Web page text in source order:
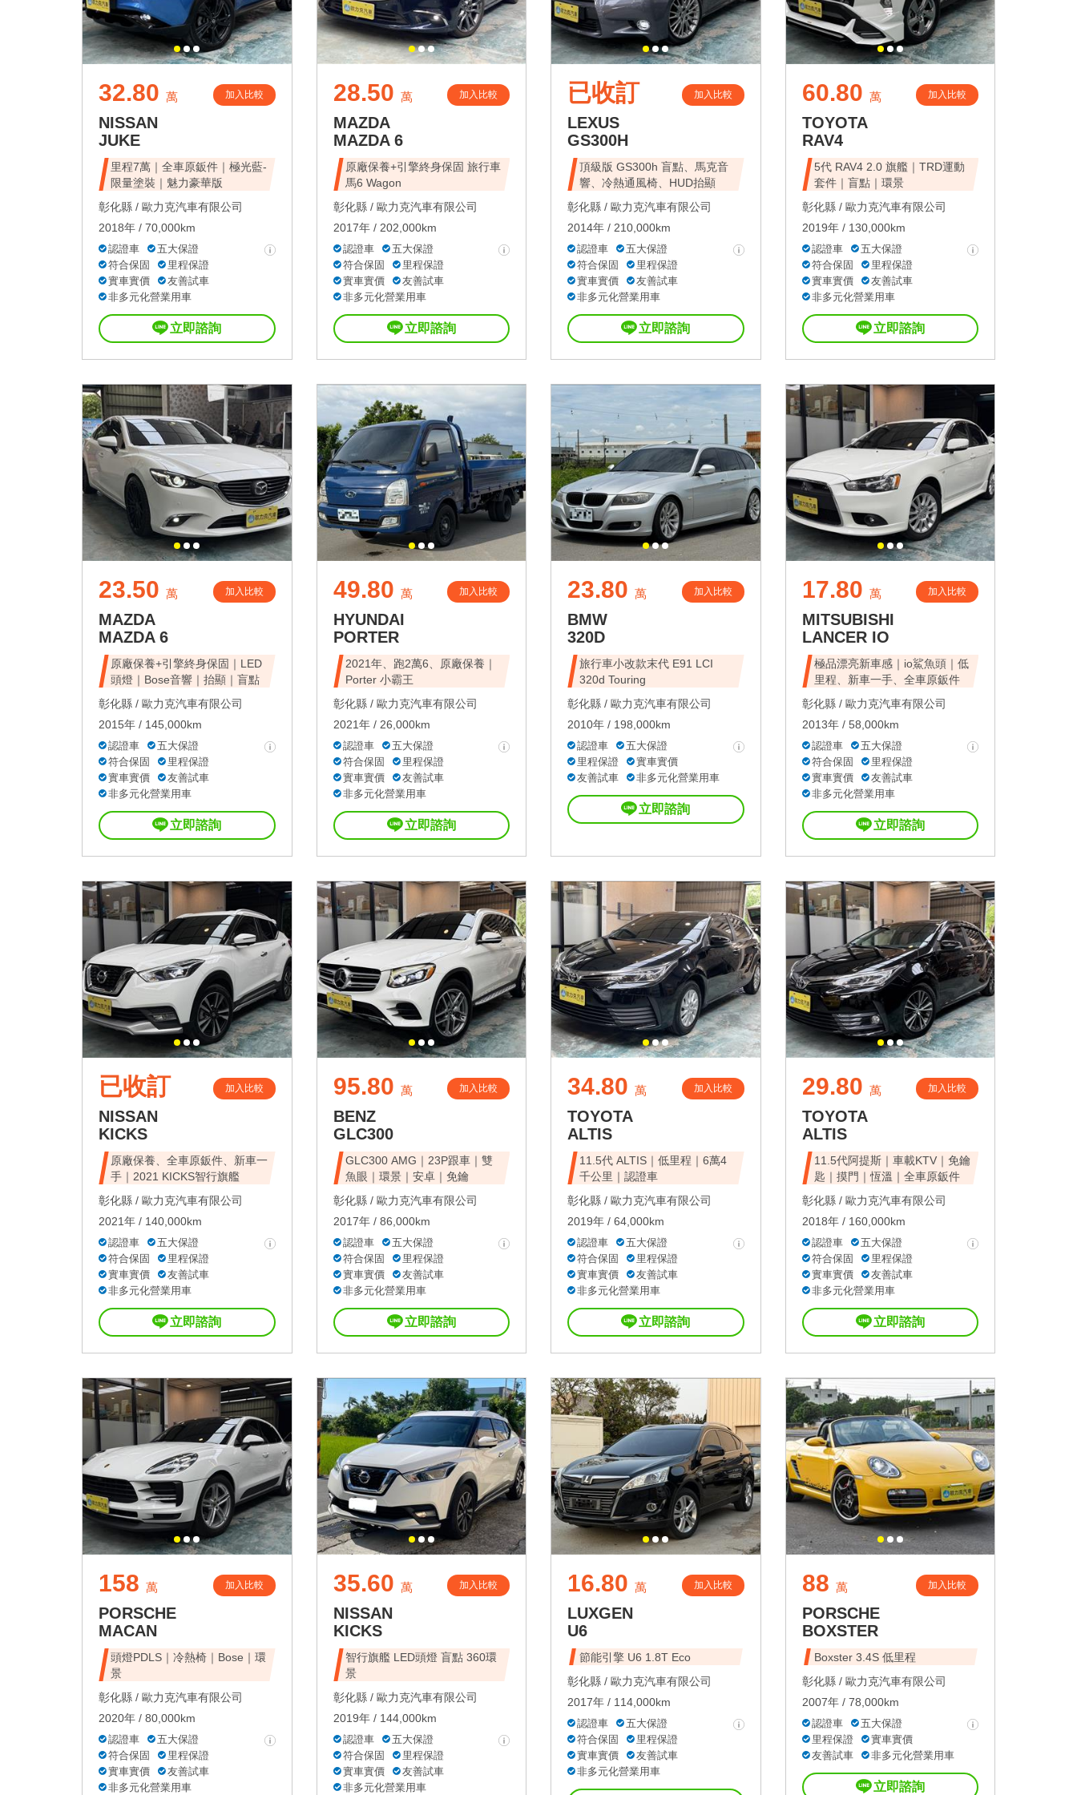
32.80 萬 加入比較
NISSAN
JUKE
里程7萬｜全車原鈑件｜極光藍-
限量塗裝｜魅力豪華版
彰化縣 / 歐力克汽車有限公司
2018年 / 70,000km
認證車
五大保證
符合保固
里程保證
實車實價
友善試車
非多元化營業用車
立即諮詢
28.50 萬 加入比較
MAZDA
MAZDA 6
原廠保養+引擎終身保固 旅行車
馬6 Wagon
彰化縣 / 歐力克汽車有限公司
2017年 / 202,000km
認證車
五大保證
符合保固
里程保證
實車實價
友善試車
非多元化營業用車
立即諮詢
已收訂 加入比較
LEXUS
GS300H
頂級版 GS300h 盲點、馬克音
響、冷熱通風椅、HUD抬顯
彰化縣 / 歐力克汽車有限公司
2014年 / 210,000km
認證車
五大保證
符合保固
里程保證
實車實價
友善試車
非多元化營業用車
立即諮詢
60.80 萬 加入比較
TOYOTA
RAV4
5代 RAV4 2.0 旗艦｜TRD運動
套件｜盲點｜環景
彰化縣 / 歐力克汽車有限公司
2019年 / 130,000km
認證車
五大保證
符合保固
里程保證
實車實價
友善試車
非多元化營業用車
立即諮詢
23.50 萬 加入比較
MAZDA
MAZDA 6
原廠保養+引擎終身保固｜LED
頭燈｜Bose音響｜抬顯｜盲點
彰化縣 / 歐力克汽車有限公司
2015年 / 145,000km
認證車
五大保證
符合保固
里程保證
實車實價
友善試車
非多元化營業用車
立即諮詢
49.80 萬 加入比較
HYUNDAI
PORTER
2021年、跑2萬6、原廠保養｜
Porter 小霸王
彰化縣 / 歐力克汽車有限公司
2021年 / 26,000km
認證車
五大保證
符合保固
里程保證
實車實價
友善試車
非多元化營業用車
立即諮詢
23.80 萬 加入比較
BMW
320D
旅行車小改款末代 E91 LCI
320d Touring
彰化縣 / 歐力克汽車有限公司
2010年 / 198,000km
認證車
五大保證
里程保證
實車實價
友善試車
非多元化營業用車
立即諮詢
17.80 萬 加入比較
MITSUBISHI
LANCER IO
極品漂亮新車感｜io鯊魚頭｜低
里程、新車一手、全車原鈑件
彰化縣 / 歐力克汽車有限公司
2013年 / 58,000km
認證車
五大保證
符合保固
里程保證
實車實價
友善試車
非多元化營業用車
立即諮詢
已收訂 加入比較
NISSAN
KICKS
原廠保養、全車原鈑件、新車一
手｜2021 KICKS智行旗艦
彰化縣 / 歐力克汽車有限公司
2021年 / 140,000km
認證車
五大保證
符合保固
里程保證
實車實價
友善試車
非多元化營業用車
立即諮詢
95.80 萬 加入比較
BENZ
GLC300
GLC300 AMG｜23P跟車｜雙
魚眼｜環景｜安卓｜免鑰
彰化縣 / 歐力克汽車有限公司
2017年 / 86,000km
認證車
五大保證
符合保固
里程保證
實車實價
友善試車
非多元化營業用車
立即諮詢
34.80 萬 加入比較
TOYOTA
ALTIS
11.5代 ALTIS｜低里程｜6萬4
千公里｜認證車
彰化縣 / 歐力克汽車有限公司
2019年 / 64,000km
認證車
五大保證
符合保固
里程保證
實車實價
友善試車
非多元化營業用車
立即諮詢
29.80 萬 加入比較
TOYOTA
ALTIS
11.5代阿提斯｜車載KTV｜免鑰
匙｜摸門｜恆溫｜全車原鈑件
彰化縣 / 歐力克汽車有限公司
2018年 / 160,000km
認證車
五大保證
符合保固
里程保證
實車實價
友善試車
非多元化營業用車
立即諮詢
158 萬 加入比較
PORSCHE
MACAN
頭燈PDLS｜冷熱椅｜Bose｜環
景
彰化縣 / 歐力克汽車有限公司
2020年 / 80,000km
認證車
五大保證
符合保固
里程保證
實車實價
友善試車
非多元化營業用車
35.60 萬 加入比較
NISSAN
KICKS
智行旗艦 LED頭燈 盲點 360環
景
彰化縣 / 歐力克汽車有限公司
2019年 / 144,000km
認證車
五大保證
符合保固
里程保證
實車實價
友善試車
非多元化營業用車
16.80 萬 加入比較
LUXGEN
U6
節能引擎 U6 1.8T Eco
彰化縣 / 歐力克汽車有限公司
2017年 / 114,000km
認證車
五大保證
符合保固
里程保證
實車實價
友善試車
非多元化營業用車
88 萬 加入比較
PORSCHE
BOXSTER
Boxster 3.4S 低里程
彰化縣 / 歐力克汽車有限公司
2007年 / 78,000km
認證車
五大保證
里程保證
實車實價
友善試車
非多元化營業用車
立即諮詢